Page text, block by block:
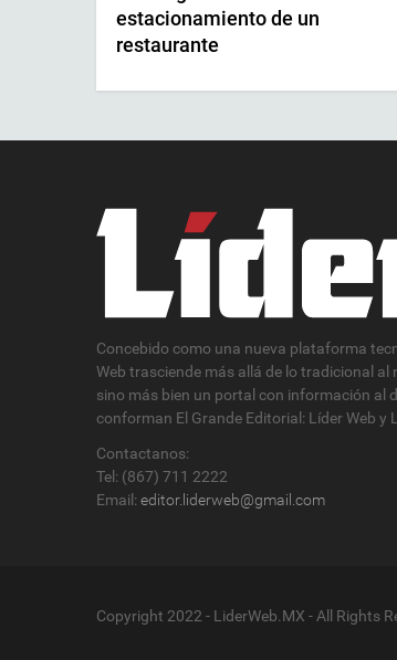
estacionamiento de un
restaurante
Concebido como una nueva plataforma
Web trasciende más allá de lo tradicional
sino más bien un portal con información al
conforman El Grande Editorial: Líder Web y
Contactanos:
Tel: (867) 711 2222
Email: editor.liderweb@gmail.com
Copyright 2022 - LiderWeb.MX - All Rights